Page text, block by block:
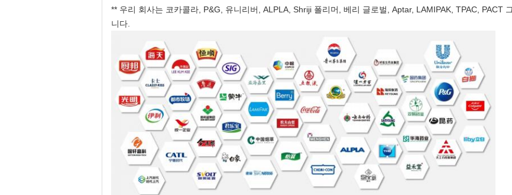
** 우리 회사는 코카콜라, P&G, 유니리버, ALPLA, Shriji 폴리머, 베리 글로벌, Aptar, LAMIPAK, TPAC, PACT
니다.